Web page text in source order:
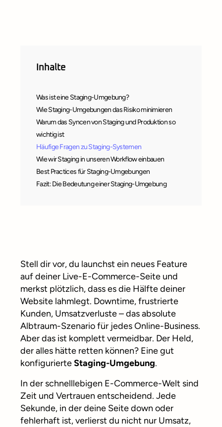
Inhalte
Was ist eine Staging-Umgebung?
Wie Staging-Umgebungen das Risiko minimieren
Warum das Syncen von Staging und Produktion so
wichtig ist
Häufige Fragen zu Staging-Systemen
Wie wir Staging in unseren Workflow einbauen
Best Practices für Staging-Umgebungen
Fazit: Die Bedeutung einer Staging-Umgebung
Stell dir vor, du launchst ein neues Feature
auf deiner Live-E-Commerce-Seite und
merkst plötzlich, dass es die Hälfte deiner
Website lahmlegt. Downtime, frustrierte
Kunden, Umsatzverluste – das absolute
Albtraum-Szenario für jedes Online-Business.
Aber das ist komplett vermeidbar. Der Held,
der alles hätte retten können? Eine gut
konfigurierteStaging-Umgebung.
In der schnelllebigen E-Commerce-Welt sind
Zeit und Vertrauen entscheidend. Jede
Sekunde, in der deine Seite down oder
fehlerhaft ist, verlierst du nicht nur Umsatz,